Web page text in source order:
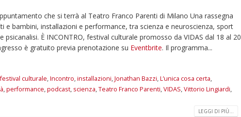
che si terrà al Teatro Franco Parenti di Milano Una rassegna
e bambini, installazioni e performance, tra scienza e neuroscienza, sport
È INCONTRO, festival culturale promosso da VIDAS dal 18 al 20
è gratuito previa prenotazione su Eventbrite. Il programma...
festival culturale,Incontro,installazioni,Jonathan Bazzi,L’unica cosa certa,
,performance,podcast, scienza,Teatro Franco Parenti,VIDAS,Vittorio Lingiardi,
LEGGI DI PIÙ...